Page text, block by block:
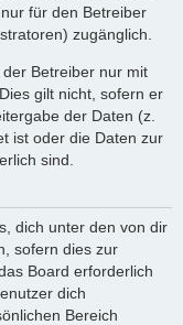
für den Betreiber
zugänglich.
Betreiber nur mit
gilt nicht, sofern er
der Daten (z.
ist oder die Daten zur
sind.
dich unter den von dir
sofern dies zur
Board erforderlich
dich
Bereich